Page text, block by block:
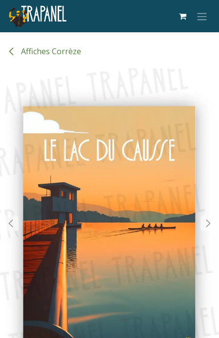
Se rendre au contenu
Affiches Corrèze